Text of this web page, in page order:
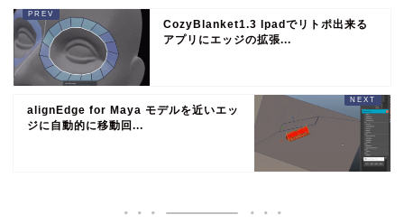
CozyBlanket1.3 Ipadでリトポ出来る
アプリにエッジの拡張...
alignEdge for Maya モデルを近いエッ
ジに自動的に移動回...